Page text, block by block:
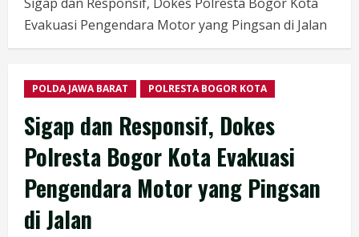
Evakuasi Pengendara Motor yang Pingsan di Jalan
POLDA JAWA BARAT POLRESTA BOGOR KOTA
Sigap dan Responsif, Dokes
Polresta Bogor Kota Evakuasi
Pengendara Motor yang Pingsan
di Jalan